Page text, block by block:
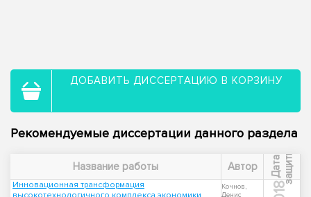
ДОБАВИТЬ ДИССЕРТАЦИЮ В КОРЗИНУ
Рекомендуемые диссертации данного раздела
Название работы Автор Д
а
т
а
з
а
щ
и
т ы
Инновационная трансформация
Кочнов,
Денис